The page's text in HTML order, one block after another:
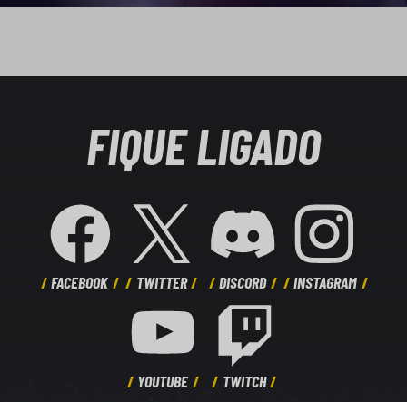
FIQUE LIGADO
FACEBOOK TWITTER DISCORD INSTAGRAM
YOUTUBE TWITCH